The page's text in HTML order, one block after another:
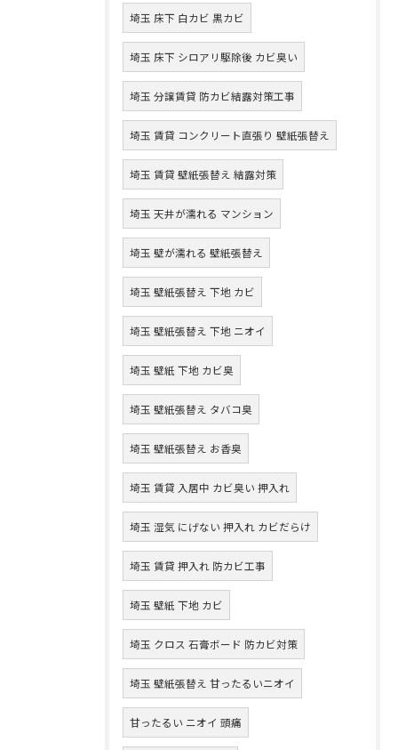
埼玉 床下 白カビ 黒カビ
埼玉 床下 シロアリ駆除後 カビ臭い
埼玉 分譲賃貸 防カビ結露対策工事
埼玉 賃貸 コンクリート直張り 壁紙張替え
埼玉 賃貸 壁紙張替え 結露対策
埼玉 天井が濡れる マンション
埼玉 壁が濡れる 壁紙張替え
埼玉 壁紙張替え 下地 カビ
埼玉 壁紙張替え 下地 ニオイ
埼玉 壁紙 下地 カビ臭
埼玉 壁紙張替え タバコ臭
埼玉 壁紙張替え お香臭
埼玉 賃貸 入居中 カビ臭い 押入れ
埼玉 湿気 にげない 押入れ カビだらけ
埼玉 賃貸 押入れ 防カビ工事
埼玉 壁紙 下地 カビ
埼玉 クロス 石膏ボード 防カビ対策
埼玉 壁紙張替え 甘ったるいニオイ
甘ったるい ニオイ 頭痛